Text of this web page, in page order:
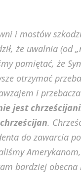
i mostów
że uwalnia (od
pamiętać, że
otrzymać
i
jest
.
do zawarcia
bardziej obecna